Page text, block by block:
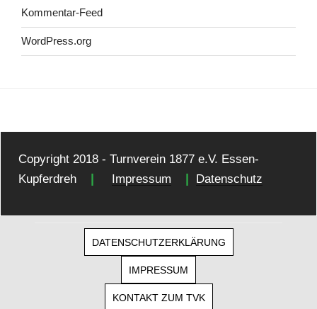
Kommentar-Feed
WordPress.org
Copyright 2018 - Turnverein 1877 e.V. Essen-
Kupferdreh
| Impressum | Datenschutz
DATENSCHUTZERKLÄRUNG
IMPRESSUM
KONTAKT ZUM TVK